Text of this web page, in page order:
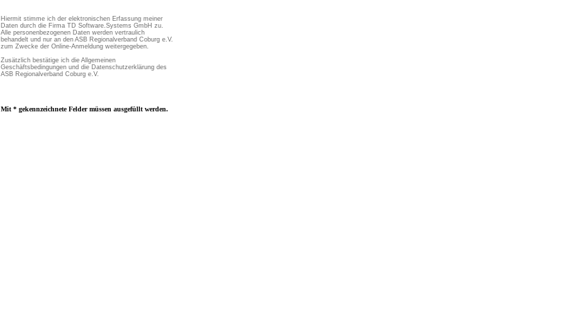
Hiermit stimme ich der elektronischen Erfassung meiner
Daten durch die Firma TD Software.Systems GmbH zu.
Alle personenbezogenen Daten werden vertraulich
behandelt und nur an den ASB Regionalverband Coburg e.V.
zum Zwecke der Online-Anmeldung weitergegeben.
Zusätzlich bestätige ich die Allgemeinen
Geschäftsbedingungen und die Datenschutzerklärung des
ASB Regionalverband Coburg e.V.
Mit * gekennzeichnete Felder müssen ausgefüllt werden.